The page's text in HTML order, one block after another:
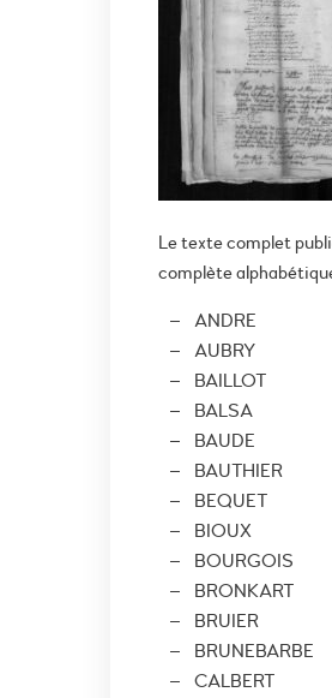
Le texte complet
complète
ANDRE
AUBRY
BAILLOT
BALSA
BAUDE
BAUTHIER
BEQUET
BIOUX
BOURGOIS
BRONKART
BRUIER
BRUNEBARBE
CALBERT